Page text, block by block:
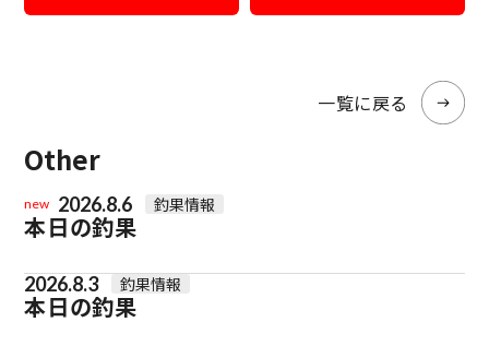
一覧に戻る
Other
new 2026.8.6 釣果情報
本日の釣果
2026.8.3 釣果情報
本日の釣果